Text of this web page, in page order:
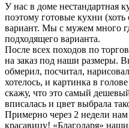
У нас в доме нестандартная
поэтому готовые кухни
вариант. Мы с мужем много
подходящего варианта.
После всех походов по
на заказ под наши размеры.
обмерил, посчитал,
хотелось, и картинка в
скажу, что это самый
вписалась и цвет выбрала
Примерно через 2 недели
красавицу! «Благодаря»